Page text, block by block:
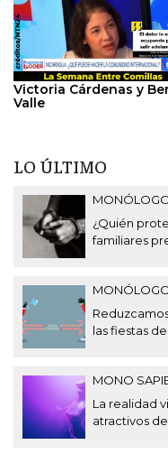
Victoria Cárdenas y
Valle
LO ÚLTIMO
¿Quién
familiares
las fiestas
MONO
La realidad
atractivos de